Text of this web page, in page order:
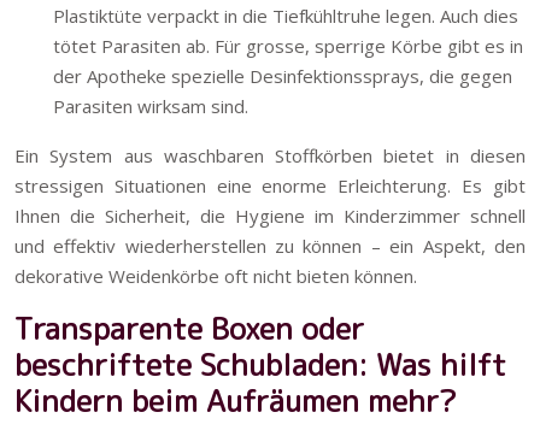
Plastiktüte verpackt in die Tiefkühltruhe legen. Auch dies
tötet Parasiten ab. Für grosse, sperrige Körbe gibt es in
der Apotheke spezielle Desinfektionssprays, die gegen
Parasiten wirksam sind.
Ein System aus waschbaren Stoffkörben bietet in diesen
stressigen Situationen eine enorme Erleichterung. Es gibt
Ihnen die Sicherheit, die Hygiene im Kinderzimmer schnell
und effektiv wiederherstellen zu können – ein Aspekt, den
dekorative Weidenkörbe oft nicht bieten können.
Transparente Boxen oder
beschriftete Schubladen: Was hilft
Kindern beim Aufräumen mehr?